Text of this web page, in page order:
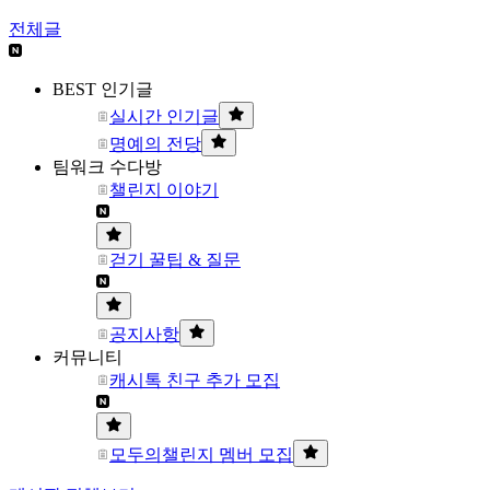
전체글
BEST 인기글
실시간 인기글
명예의 전당
팀워크 수다방
챌린지 이야기
걷기 꿀팁 & 질문
공지사항
커뮤니티
캐시톡 친구 추가 모집
모두의챌린지 멤버 모집